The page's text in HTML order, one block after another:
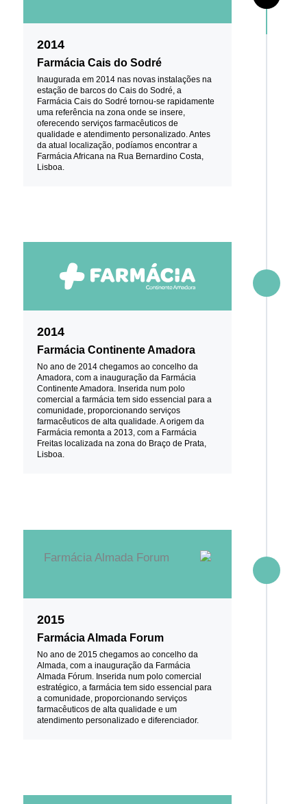
2014
Farmácia Cais do Sodré
Inaugurada em 2014 nas novas instalações na
estação de barcos do Cais do Sodré, a
Farmácia Cais do Sodré tornou-se rapidamente
uma referência na zona onde se insere,
oferecendo serviços farmacêuticos de
qualidade e atendimento personalizado. Antes
da atual localização, podíamos encontrar a
Farmácia Africana na Rua Bernardino Costa,
Lisboa.
2014
Farmácia Continente Amadora
No ano de 2014 chegamos ao concelho da
Amadora, com a inauguração da Farmácia
Continente Amadora. Inserida num polo
comercial a farmácia tem sido essencial para a
comunidade, proporcionando serviços
farmacêuticos de alta qualidade. A origem da
Farmácia remonta a 2013, com a Farmácia
Freitas localizada na zona do Braço de Prata,
Lisboa.
2015
Farmácia Almada Forum
No ano de 2015 chegamos ao concelho da
Almada, com a inauguração da Farmácia
Almada Fórum. Inserida num polo comercial
estratégico, a farmácia tem sido essencial para
a comunidade, proporcionando serviços
farmacêuticos de alta qualidade e um
atendimento personalizado e diferenciador.